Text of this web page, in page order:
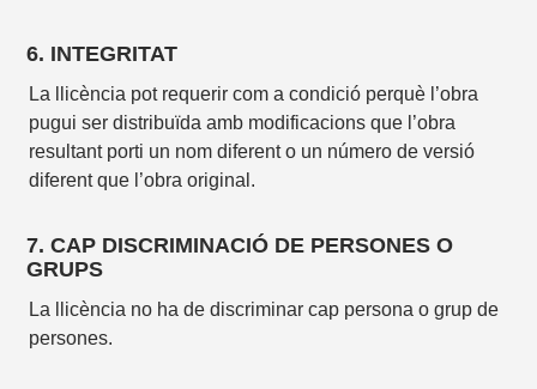
6. INTEGRITAT
La llicència pot requerir com a condició perquè l’obra
pugui ser distribuïda amb modificacions que l’obra
resultant porti un nom diferent o un número de versió
diferent que l’obra original.
7. CAP DISCRIMINACIÓ DE PERSONES O
GRUPS
La llicència no ha de discriminar cap persona o grup de
persones.